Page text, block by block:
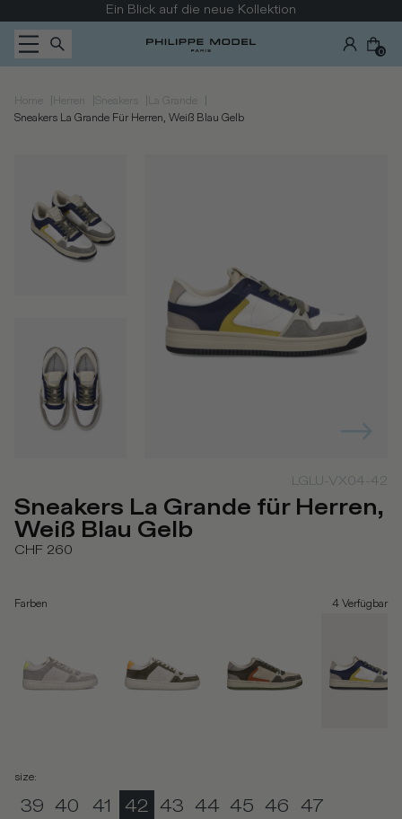
Zum Inhalt wechselnEin Blick auf die neue Kollektion
0
Home |Herren | Sneakers |La Grande |
Sneakers La Grande Für Herren, Weiß Blau Gelb
LGLU-VX04-42
Sneakers La Grande für Herren,
Weiß Blau Gelb
CHF 260
Farben 4 Verfügbar
size:
39 40 41 42 43 44 45 46 47